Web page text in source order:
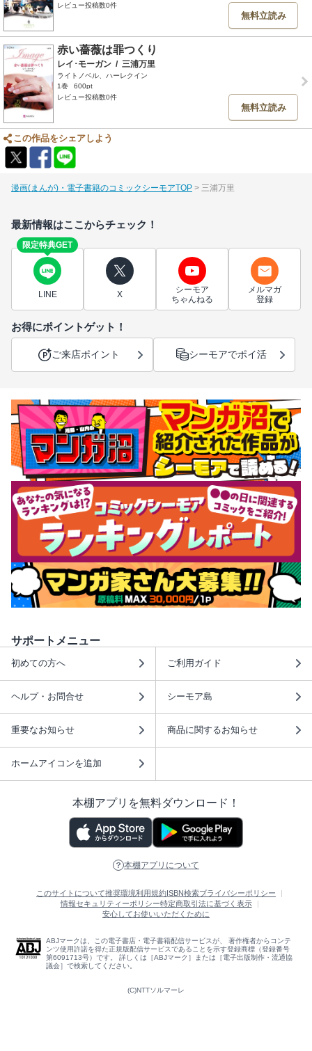
レビュー投稿数0件
無料立読み
赤い薔薇は罪つくり
レイ･モーガン / 三浦万里
ライトノベル、ハーレクイン
1巻
600pt
レビュー投稿数0件
無料立読み
この作品をシェアしよう
漫画(まんが)・電子書籍のコミックシーモアTOP 三浦万里
最新情報はここからチェック！
限定特典GET
LINE X
シーモア
ちゃんねる
メルマガ
登録
お得にポイントゲット！
ご来店ポイント シーモアでポイ活
サポートメニュー
初めての方へ ご利用ガイド
ヘルプ・お問合せ シーモア島
重要なお知らせ 商品に関するお知らせ
ホームアイコンを追加
本棚アプリを無料ダウンロード！
本棚アプリについて
このサイトについて推奨環境利用規約ISBN検索プライバシーポリシー
情報セキュリティーポリシー特定商取引法に基づく表示
安心してお使いいただくために
ABJマークは、この電子書店・電子書籍配信サービスが、 著作権者からコンテ
ンツ使用許諾を得た正規版配信サービスであることを示す登録商標（登録番号
第6091713号）です。 詳しくは［ABJマーク］または［電子出版制作・流通協
議会］で検索してください。
(C)NTTソルマーレ